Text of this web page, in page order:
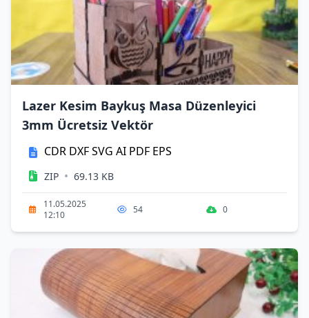
Lazer Kesim Baykuş Masa Düzenleyici
3mm Ücretsiz Vektör
CDR DXFSVG AI PDF EPS
ZIP • 69.13 KB
11.05.2025
12:10
54 0